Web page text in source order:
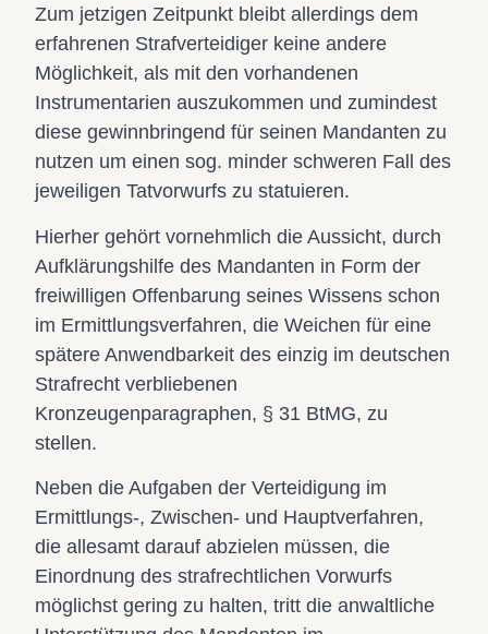
Zum jetzigen Zeitpunkt bleibt allerdings dem
erfahrenen Strafverteidiger keine andere
Möglichkeit, als mit den vorhandenen
Instrumentarien auszukommen und zumindest
diese gewinnbringend für seinen Mandanten zu
nutzen um einen sog. minder schweren Fall des
jeweiligen Tatvorwurfs zu statuieren.
Hierher gehört vornehmlich die Aussicht, durch
Aufklärungshilfe des Mandanten in Form der
freiwilligen Offenbarung seines Wissens schon
im Ermittlungsverfahren, die Weichen für eine
spätere Anwendbarkeit des einzig im deutschen
Strafrecht verbliebenen
Kronzeugenparagraphen, § 31 BtMG, zu
stellen.
Neben die Aufgaben der Verteidigung im
Ermittlungs-, Zwischen- und Hauptverfahren,
die allesamt darauf abzielen müssen, die
Einordnung des strafrechtlichen Vorwurfs
möglichst gering zu halten, tritt die anwaltliche